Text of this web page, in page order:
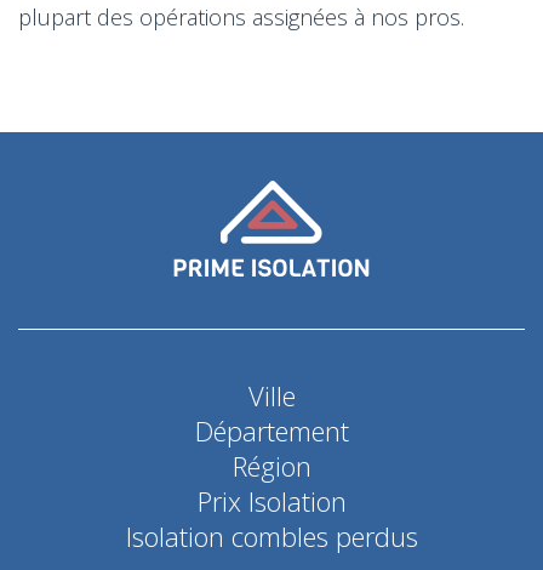
plupart des opérations assignées à nos pros.
Ville
Département
Région
Prix Isolation
Isolation combles perdus